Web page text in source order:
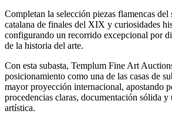
Completan la selección piezas flamencas
catalana de finales del XIX y curiosidades
configurando un recorrido excepcional por
de la historia del arte.
Con esta subasta, Templum Fine Art
posicionamiento como una de las casas de
mayor proyección internacional, apostando
procedencias claras, documentación sólida
artística.